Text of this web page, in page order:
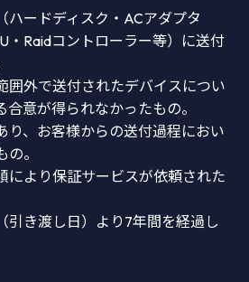
ハードディスク・ACアダプタ
・Raidコントローラー等）に送付
囲外で送付されたデバイスについ
合意が得られなかったもの。
り、お客様からの送付過程におい
。
により保証サービスが依頼された
引き渡し日）より7年間を経過し